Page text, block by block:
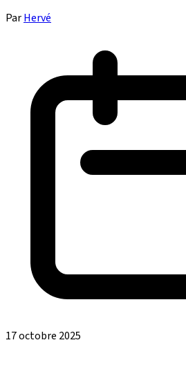
ParHervé
17 octobre 2025